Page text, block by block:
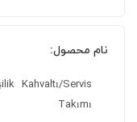
نام محصول:
Kahvaltı/Servis
Takımı